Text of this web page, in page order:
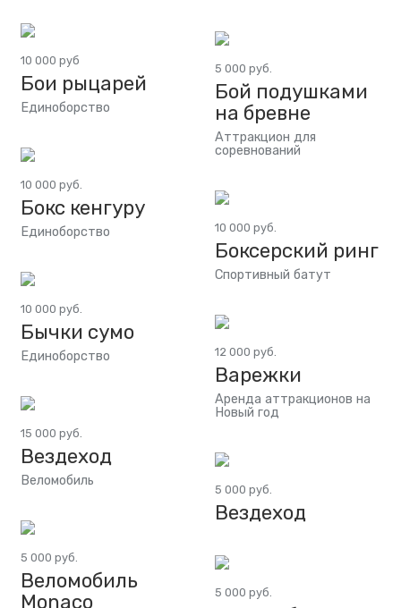
10 000 руб
Бои рыцарей
Единоборство
5 000 руб.
Бой подушками
на бревне
Аттракцион для
соревнований
10 000 руб.
Бокс кенгуру
Единоборство 10 000 руб.
Боксерский ринг
Спортивный батут
10 000 руб.
Бычки сумо
Единоборство 12 000 руб.
Варежки
Аренда аттракционов на
Новый год
15 000 руб.
Вездеход
Веломобиль
5 000 руб.
Вездеход
5 000 руб.
Веломобиль
Monaco
5 000 руб.